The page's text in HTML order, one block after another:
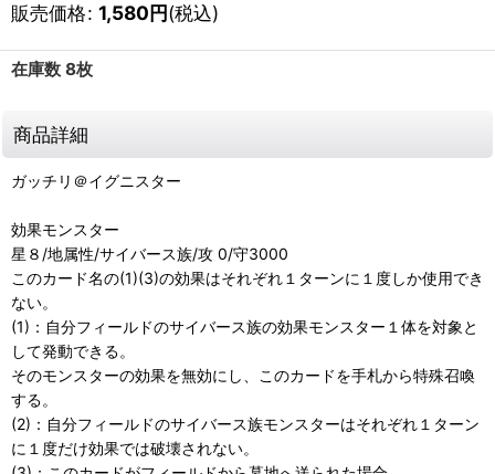
販売価格: 1,580円(税込)
在庫数 8枚
商品詳細
ガッチリ＠イグニスター
効果モンスター
星８/地属性/サイバース族/攻 0/守3000
このカード名の(1)(3)の効果はそれぞれ１ターンに１度しか使用でき
ない。
(1)：自分フィールドのサイバース族の効果モンスター１体を対象と
して発動できる。
そのモンスターの効果を無効にし、このカードを手札から特殊召喚
する。
(2)：自分フィールドのサイバース族モンスターはそれぞれ１ターン
に１度だけ効果では破壊されない。